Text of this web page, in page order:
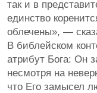
так и в
единство
облечены», —
В библейском
атрибут Бога: Он
несмотря на
что Его замысел